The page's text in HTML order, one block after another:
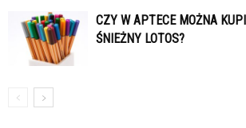
CZY W APTECE MOŻNA
ŚNIEŻNY LOTOS?